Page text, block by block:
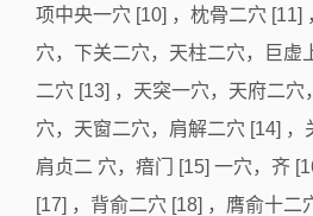
项中央一穴 [10] ，枕骨二穴 [11]
穴，下关二穴，天柱二穴，巨虚
二穴 [13] ，天突一穴，天府二穴
穴，天窗二穴，肩解二穴 [14] ，
肩贞二 穴，瘖门 [15] 一穴，齐
[17] ，背俞二穴 [18] ，膺俞十二